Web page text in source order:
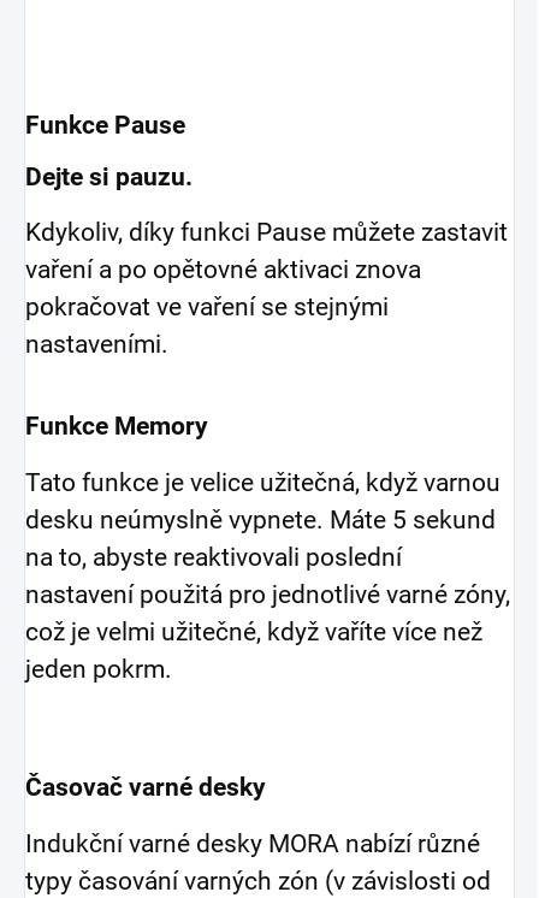
Funkce Pause
Dejte si pauzu.
Kdykoliv, díky funkci Pause můžete zastavit
vaření a po opětovné aktivaci znova
pokračovat ve vaření se stejnými
nastaveními.
Funkce Memory
Tato funkce je velice užitečná, když varnou
desku neúmyslně vypnete. Máte 5 sekund
na to, abyste reaktivovali poslední
nastavení použitá pro jednotlivé varné zóny,
což je velmi užitečné, když vaříte více než
jeden pokrm.
Časovač varné desky
Indukční varné desky MORA nabízí různé
typy časování varných zón (v závislosti od